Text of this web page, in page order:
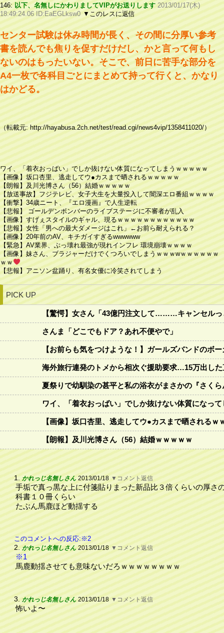
146: 以下、名無しにかわりましてVIPがお送りします 2013/01/17(木)
18:49:24.06 ID:EaEGLksw0 ▼このレスに返信
センター試験は休み時間が長く、その間に分厚い参考
書を読んでも焦りを促すだけだし、かと言って何もし
ないのはもったいない。そこで、前日に苦手な部分を
A4一枚で各科目ごとにまとめて持って行くと、かなり
はかどる。
（転載元: http://hayabusa.2ch.net/test/read.cgi/news4vip/1358411020/）
ワイ、「着衣おっばい」でしか抜けない体質になってしまうｗｗｗｗｗ
【画像】坂口杏里、逃走してウ●カスまで晒されるｗｗｗｗｗ
【朗報】及川光博さん（56）結婚ｗｗｗｗｗ
【放送事故】フジテレビ、女子大生を大量投入して闇深エロ番組ｗｗｗｗ
【衝撃】34歳ニート、『エロ漫画』で人生逆転
【悲報】 ゴールデンボンバーのライブステージに不審者が乱入
【画像】すげぇスタイルのギャル、現るｗｗｗｗｗｗｗｗｗｗｗｗ
【悲報】女性「男への最大ダメージはこれ」←お前ら耐えられる？
【画像】20年前のAV、キチガイすぎるwwwwww
【緊急】AV業界、ぶっ壊れ最強が現れインフレ 環境崩壊ｗｗｗｗ
【画像】妹さん、ブラジャーだけでくつろいでしまうｗｗｗwｗｗｗｗｗｗ
ｗｗ
【悲報】アニソン盆踊り、有名女優に冷笑されてしまう
PICK UP
【驚愕】女さん「43億円注文して………キャンセル
さんま「どこでもドア？あれ不便やで」
【お前らも気をつけような！】ガールズバンドのボ
海外旅行連発のトメから相次ぐ援助要求…15万出し
夏祭りで幼馴染の甚平と私の浴衣がまさかの『さく
ワイ、「着衣おっばい」でしか抜けない体質になっ
【画像】坂口杏里、逃走してウ●カスまで晒されるｗ
【朗報】及川光博さん（56）結婚ｗｗｗｗｗ
1. かれっじ名無しさん 2013/01/18 ▼コメント返信
手垢で真っ黒な上に付箋貼りまった新品比３倍くらいの厚さ
科書１０冊くらい
たぶん馬鹿ほど動揺する
このコメントへの反応:※2
2. かれっじ名無しさん 2013/01/18 ▼コメント返信
※1
馬鹿動揺させても意味ないだろｗｗｗｗｗｗｗｗ
3. かれっじ名無しさん 2013/01/18 ▼コメント返信
怖いよ〜